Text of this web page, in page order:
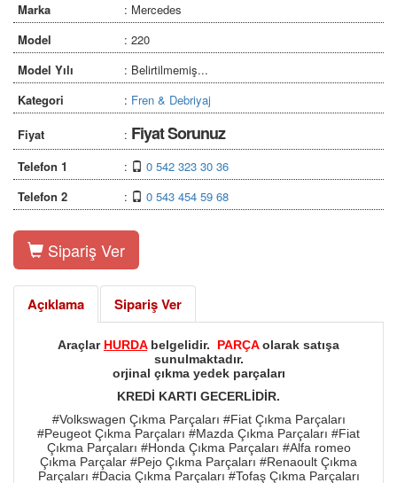
Marka
: Mercedes
Model
: 220
Model Yılı
: Belirtilmemiş...
Kategori
: Fren & Debriyaj
Fiyat : Fiyat Sorunuz
Telefon 1 :
0 542 323 30 36
Telefon 2
: 0 543 454 59 68
Sipariş Ver
Açıklama Sipariş Ver
Araçlar HURDAbelgelidir. PARÇAolarak satışa
sunulmaktadır.
orjinal çıkma yedek parçaları
KREDİ KARTI GECERLİDİR.
#Volkswagen Çıkma Parçaları #Fiat Çıkma Parçaları
#Peugeot Çıkma Parçaları #Mazda Çıkma Parçaları #Fiat
Çıkma Parçaları #Honda Çıkma Parçaları #Alfa romeo
Çıkma Parçalar #Pejo Çıkma Parçaları #Renaoult Çıkma
Parçaları #Dacia Çıkma Parçaları #Tofaş Çıkma Parçaları